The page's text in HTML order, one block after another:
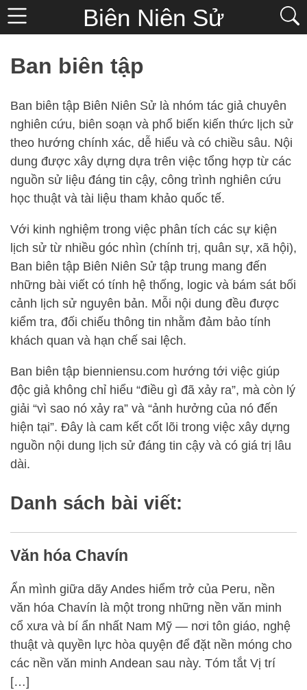
Biên Niên Sử
Ban biên tập
Ban biên tập Biên Niên Sử là nhóm tác giả chuyên
nghiên cứu, biên soạn và phổ biến kiến thức lịch sử
theo hướng chính xác, dễ hiểu và có chiều sâu. Nội
dung được xây dựng dựa trên việc tổng hợp từ các
nguồn sử liệu đáng tin cậy, công trình nghiên cứu
học thuật và tài liệu tham khảo quốc tế.
Với kinh nghiệm trong việc phân tích các sự kiện
lịch sử từ nhiều góc nhìn (chính trị, quân sự, xã hội),
Ban biên tập Biên Niên Sử tập trung mang đến
những bài viết có tính hệ thống, logic và bám sát bối
cảnh lịch sử nguyên bản. Mỗi nội dung đều được
kiểm tra, đối chiếu thông tin nhằm đảm bảo tính
khách quan và hạn chế sai lệch.
Ban biên tập bienniensu.com hướng tới việc giúp
độc giả không chỉ hiểu “điều gì đã xảy ra”, mà còn lý
giải “vì sao nó xảy ra” và “ảnh hưởng của nó đến
hiện tại”. Đây là cam kết cốt lõi trong việc xây dựng
nguồn nội dung lịch sử đáng tin cậy và có giá trị lâu
dài.
Danh sách bài viết:
Văn hóa Chavín
Ẩn mình giữa dãy Andes hiểm trở của Peru, nền
văn hóa Chavín là một trong những nền văn minh
cổ xưa và bí ẩn nhất Nam Mỹ — nơi tôn giáo, nghệ
thuật và quyền lực hòa quyện để đặt nền móng cho
các nền văn minh Andean sau này. Tóm tắt Vị trí
[…]